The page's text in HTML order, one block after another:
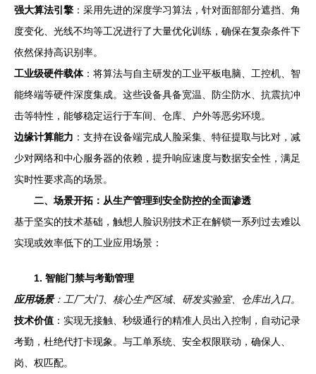
强大算法引擎 ：采用先进的深度学习算法，针对面部部分遮挡、角
度变化、光线不均等工况进行了大量优化训练，确保在复杂条件下
依然保持高识别率。
工业级硬件载体：将算法与自主研发的工业平板电脑、工控机、智
能终端等硬件深度集成。这些设备具备宽温、防尘防水、抗震抗冲
击等特性，能够稳定运行于车间、仓库、户外等恶劣环境。
边缘计算能力 ：支持在设备端完成人脸采集、特征提取与比对，减
少对网络和中心服务器的依赖，提升响应速度与数据安全性，满足
实时性要求高的场景。
二、场景开拓：从生产管理到安全防控的全面渗透
基于坚实的技术基础，触想人脸识别技术正在解锁一系列过去难以
实现或效率低下的工业应用场景：
1. 智能门禁与考勤管理
应用场景：工厂大门、核心生产区域、研发实验室、仓库出入口。
技术价值 ：实现无接触、秒级通行的精准人员出入控制，自动记录
考勤，杜绝代打卡现象。与工单系统、安全权限联动，确保人、
岗、权匹配。